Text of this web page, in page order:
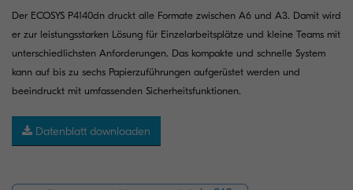
Der ECOSYS P4140dn druckt alle Formate zwischen A6 und A3. Damit wird
er zur leistungsstarken Lösung für Einzelarbeitsplätze und kleine Teams mit
unterschiedlichsten Anforderungen. Das kompakte und schnelle System
kann auf bis zu sechs Papierzuführungen aufgerüstet werden und
beeindruckt mit umfassenden Sicherheitsfunktionen.
Datenblatt downloaden